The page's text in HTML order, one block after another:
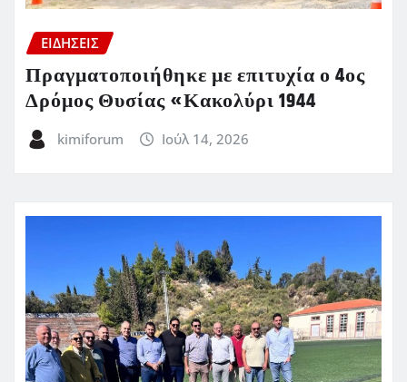
ΕΙΔΗΣΕΙΣ
Πραγματοποιήθηκε με επιτυχία ο 4ος
Δρόμος Θυσίας «Κακολύρι 1944
kimiforum Ιούλ 14, 2026